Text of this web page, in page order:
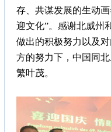
存、共谋发展的生动
迎文化”。感谢北威州
做出的积极努力以及
方的努力下，中国同
繁叶茂。